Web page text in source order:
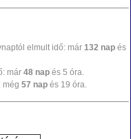
elmult idő: már 132 nap és
már 48 nap és 5 óra.
még 57 nap és 19 óra.